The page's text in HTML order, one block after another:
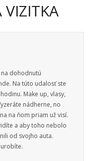
VIZITKA
dohodnutú
Na túto udalosť ste
Make up, vlasy,
nádherne, no
na ňom priam už visí.
a aby toho nebolo
od svojho auta.